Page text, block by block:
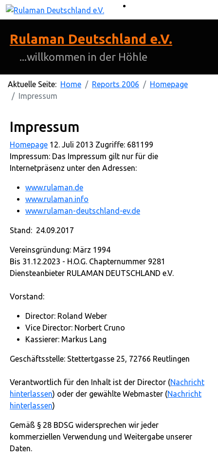
Rulaman Deutschland e.V.
...willkommen in der Höhle
Aktuelle Seite: Home Reports 2006
Homepage
Impressum
Impressum
Homepage 12. Juli 2013 Zugriffe: 681199
Impressum: Das Impressum gilt nur für die
Internetpräsenz unter den Adressen:
www.rulaman.de
www.rulaman.info
www.rulaman-deutschland-ev.de
Stand: 24.09.2017
Vereinsgründung: März 1994
Bis 31.12.2023 - H.O.G. Chapternummer 9281
Diensteanbieter RULAMAN DEUTSCHLAND e.V.
Vorstand:
Director: Roland Weber
Vice Director: Norbert Cruno
Kassierer: Markus Lang
Geschäftsstelle: Stettertgasse 25, 72766 Reutlingen
Verantwortlich für den Inhalt ist der Director (Nachricht
hinterlassen) oder der gewählte Webmaster (Nachricht
hinterlassen)
Gemäß § 28 BDSG widersprechen wir jeder
kommerziellen Verwendung und Weitergabe unserer
Daten.